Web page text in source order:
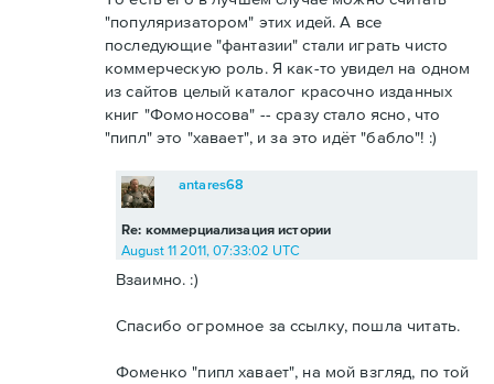
"популяризатором" этих идей. А все
последующие "фантазии" стали играть чисто
коммерческую роль. Я как-то увидел на одном
из сайтов целый каталог красочно изданных
книг "Фомоносова" -- сразу стало ясно, что
"пипл" это "хавает", и за это идёт "бабло"! :)
Re: коммерциализация истории
antares68
August 11 2011, 07:33:02 UTC
Взаимно. :)
Спасибо огромное за ссылку, пошла читать.
Фоменко "пипл хавает", на мой взгляд, по той